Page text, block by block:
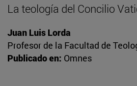
La teología del Concilio
Juan Luis Lorda
Profesor de la Facultad de
Publicado en: Omnes